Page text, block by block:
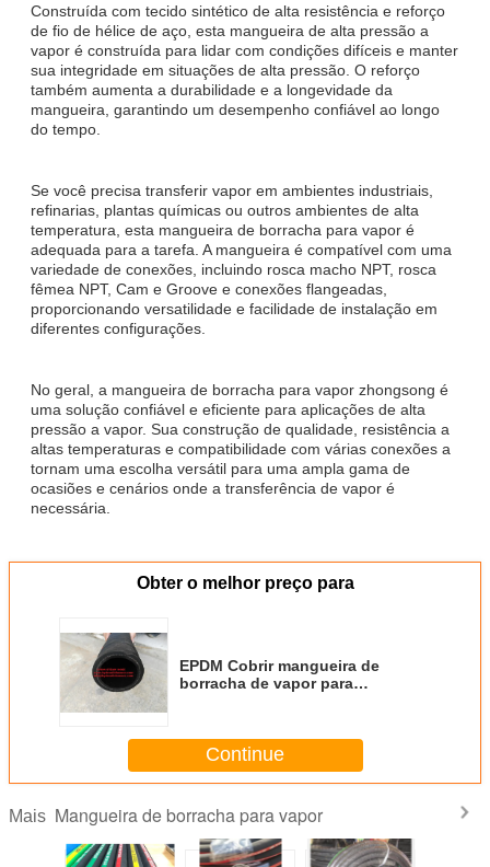
Construída com tecido sintético de alta resistência e reforço
de fio de hélice de aço, esta mangueira de alta pressão a
vapor é construída para lidar com condições difíceis e manter
sua integridade em situações de alta pressão. O reforço
também aumenta a durabilidade e a longevidade da
mangueira, garantindo um desempenho confiável ao longo
do tempo.
Se você precisa transferir vapor em ambientes industriais,
refinarias, plantas químicas ou outros ambientes de alta
temperatura, esta mangueira de borracha para vapor é
adequada para a tarefa. A mangueira é compatível com uma
variedade de conexões, incluindo rosca macho NPT, rosca
fêmea NPT, Cam e Groove e conexões flangeadas,
proporcionando versatilidade e facilidade de instalação em
diferentes configurações.
No geral, a mangueira de borracha para vapor zhongsong é
uma solução confiável e eficiente para aplicações de alta
pressão a vapor. Sua construção de qualidade, resistência a
altas temperaturas e compatibilidade com várias conexões a
tornam uma escolha versátil para uma ampla gama de
ocasiões e cenários onde a transferência de vapor é
necessária.
Obter o melhor preço para
EPDM Cobrir mangueira de
borracha de vapor para
-20 A 180 C Temperatura
Continue
Mais Mangueira de borracha para vapor